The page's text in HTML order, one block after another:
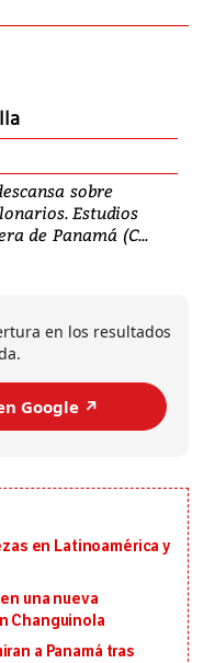
sobre
Estudios
de Panamá (C...
en los resultados
Google ↗️
en Latinoamérica y
una nueva
Changuinola
a Panamá tras